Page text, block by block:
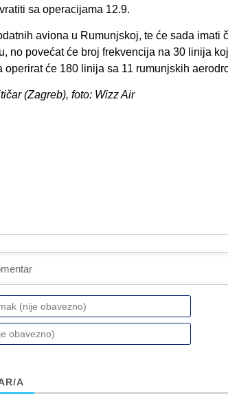
sa operacijama 12.9.
aviona u Rumunjskoj, te će sada
no povećat će broj frekvencija na 30 linija
će 180 linija sa 11 rumunjskih
(Zagreb), foto: Wizz Air
Ime
ili
nadimak
Email
(nije
A